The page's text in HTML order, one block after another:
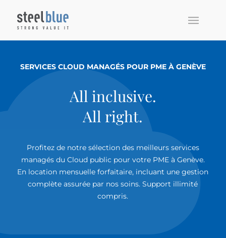
SERVICES CLOUD MANAGÉS POUR PME À GENÈVE
All inclusive.
All right.
Profitez de notre sélection des meilleurs services
managés du Cloud public pour votre PME à Genève.
En location mensuelle forfaitaire, incluant une gestion
complète assurée par nos soins. Support illimité
compris.